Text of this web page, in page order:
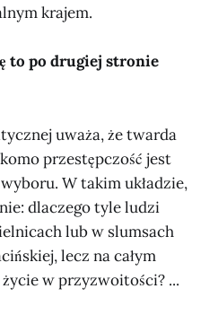
krajem.
to po drugiej stronie
uważa, że twarda
przestępczość jest
W takim układzie,
dlaczego tyle ludzi
lub w slumsach
lecz na całym
w przyzwoitości? ...